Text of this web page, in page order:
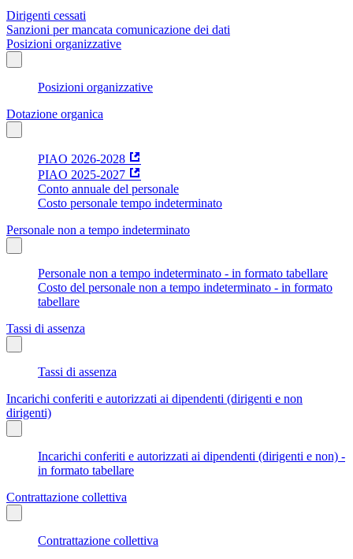
Dirigenti cessati
Sanzioni per mancata comunicazione dei dati
Posizioni organizzative
Posizioni organizzative
Dotazione organica
PIAO 2026-2028
PIAO 2025-2027
Conto annuale del personale
Costo personale tempo indeterminato
Personale non a tempo indeterminato
Personale non a tempo indeterminato - in formato tabellare
Costo del personale non a tempo indeterminato - in formato
tabellare
Tassi di assenza
Tassi di assenza
Incarichi conferiti e autorizzati ai dipendenti (dirigenti e non
dirigenti)
Incarichi conferiti e autorizzati ai dipendenti (dirigenti e non) -
in formato tabellare
Contrattazione collettiva
Contrattazione collettiva